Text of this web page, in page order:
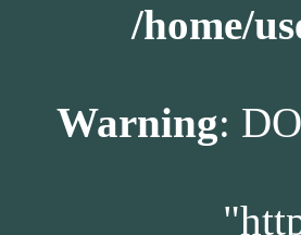
/home/
Warning: